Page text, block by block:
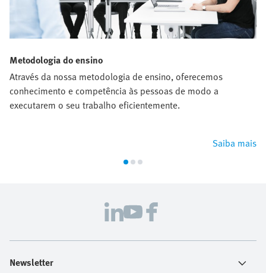
Metodologia do ensino
Através da nossa metodologia de ensino, oferecemos
conhecimento e competência às pessoas de modo a
executarem o seu trabalho eficientemente.
Saiba mais
Newsletter